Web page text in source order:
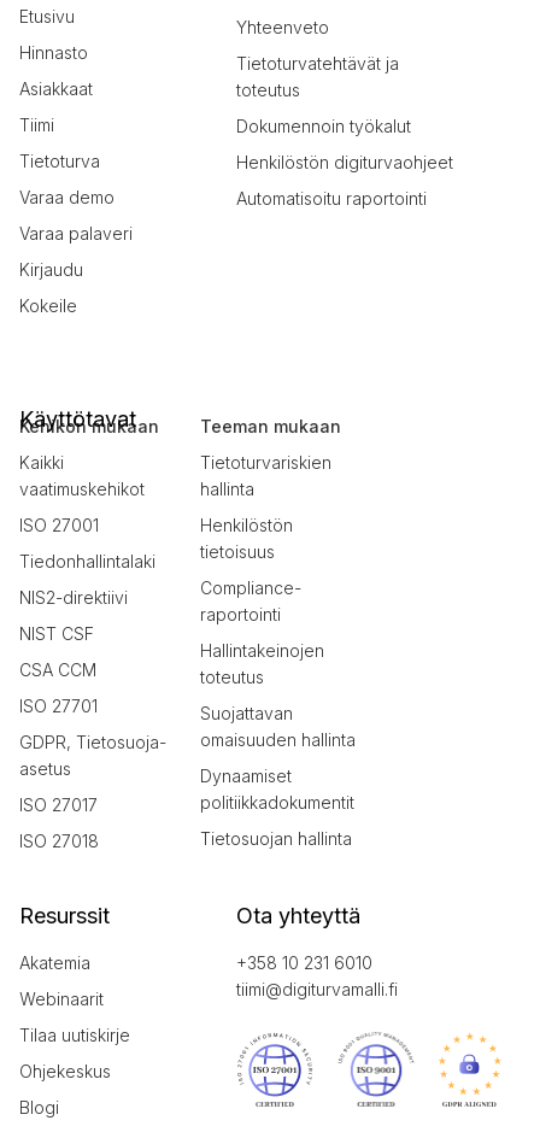
Etusivu
Hinnasto
Asiakkaat
Tiimi
Tietoturva
Varaa demo
Varaa palaveri
Kirjaudu
Kokeile
Yhteenveto
Tietoturvatehtävät ja
toteutus
Dokumennoin työkalut
Henkilöstön digiturvaohjeet
Automatisoitu raportointi
Käyttötavat
Kehikon mukaan
Kaikki
vaatimuskehikot
ISO 27001
Tiedonhallintalaki
NIS2-direktiivi
NIST CSF
CSA CCM
ISO 27701
GDPR, Tietosuoja-
asetus
ISO 27017
ISO 27018
Teeman mukaan
Tietoturvariskien
hallinta
Henkilöstön
tietoisuus
Compliance-
raportointi
Hallintakeinojen
toteutus
Suojattavan
omaisuuden hallinta
Dynaamiset
politiikkadokumentit
Tietosuojan hallinta
Resurssit
Akatemia
Webinaarit
Tilaa uutiskirje
Ohjekeskus
Blogi
Ota yhteyttä
+358 10 231 6010
tiimi@digiturvamalli.fi